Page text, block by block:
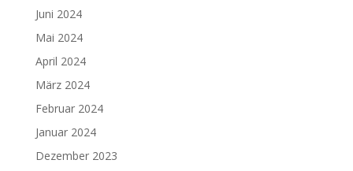
Juni 2024
Mai 2024
April 2024
März 2024
Februar 2024
Januar 2024
Dezember 2023